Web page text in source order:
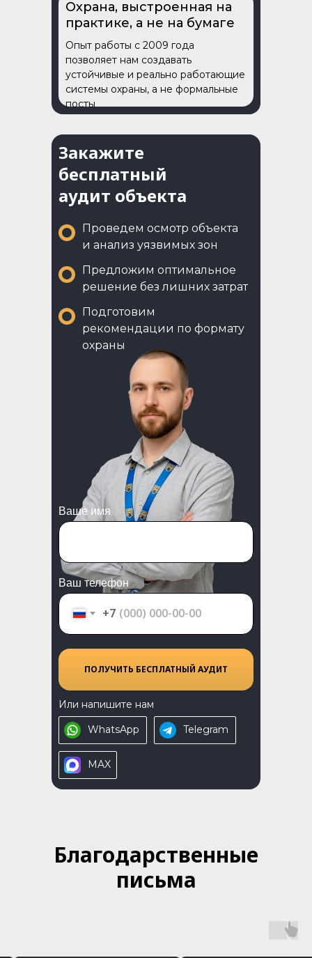
Охрана, выстроенная на
практике, а не на бумаге
Опыт работы с 2009 года
позволяет нам создавать
устойчивые и реально работающие
системы охраны, а не формальные
посты
Закажите
бесплатный
аудит объекта
Проведем осмотр объекта
и анализ уязвимых зон
Ваше имя
Ваш телефон
+7
ПОЛУЧИТЬ БЕСПЛАТНЫЙ АУДИТ
Подготовим
рекомендации по формату
охраны
Предложим оптимальное
решение без лишних затрат
Или напишите нам
WhatsApp
Telegram
MAX
Благодарственные
письма